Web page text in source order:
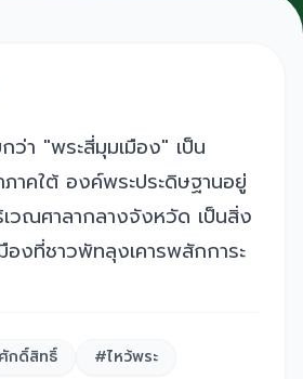
ว่า "พระสี่มุมเมือง" เป็น
าคใต้ องค์พระประดิษฐานอยู่
เวณศาลากลางจังหวัด เป็นสิ่ง
องที่ชาวพัทลุงเคารพสักการะ
กดิ์สิทธิ์
#ไหว้พระ